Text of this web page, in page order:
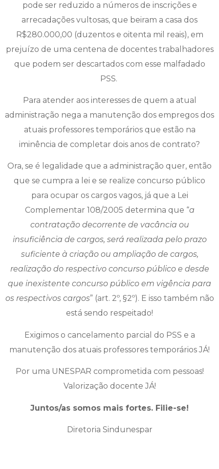
pode ser reduzido a números de inscrições e
arrecadações vultosas, que beiram a casa dos
R$280.000,00 (duzentos e oitenta mil reais), em
prejuízo de uma centena de docentes trabalhadores
que podem ser descartados com esse malfadado
PSS.
Para atender aos interesses de quem a atual
administração nega a manutenção dos empregos dos
atuais professores temporários que estão na
iminência de completar dois anos de contrato?
Ora, se é legalidade que a administração quer, então
que se cumpra a lei e se realize concurso público
para ocupar os cargos vagos, já que a Lei
Complementar 108/2005 determina que “a
contratação decorrente de vacância ou
insuficiência de cargos, será realizada pelo prazo
suficiente à criação ou ampliação de cargos,
realização do respectivo concurso público e desde
que inexistente concurso público em vigência para
os respectivos cargos” (art. 2º, §2º). E isso também não
está sendo respeitado!
Exigimos o cancelamento parcial do PSS e a
manutenção dos atuais professores temporários JÁ!
Por uma UNESPAR comprometida com pessoas!
Valorização docente JÁ!
Juntos/as somos mais fortes. Filie-se!
Diretoria Sindunespar